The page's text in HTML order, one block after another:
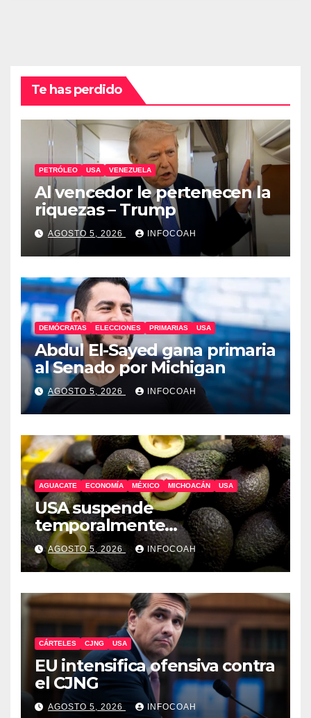
Te has perdido
PETRÓLEO USA VENEZUELA
Al vencedor le pertenecen la
riquezas – Trump
AGOSTO 5, 2026 INFOCOAH
DEMÓCRATAS ELECCIONES PRIMARIAS USA
Abdul El-Sayed gana primaria
al Senado por Michigan
AGOSTO 5, 2026 INFOCOAH
AGUACATE ECONOMÍA MÉXICO MICHOACÁN USA
USA suspende
temporalmente
exportaciones de aguacate
michoacano
AGOSTO 5, 2026 INFOCOAH
CÁRTELES CJNG USA
EU intensifica ofensiva contra
el CJNG
AGOSTO 5, 2026 INFOCOAH